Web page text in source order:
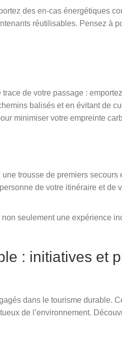
des en-cas énergétiques
réutilisables. Pensez à
de votre passage :
balisés et en évitant de
minimiser votre empreinte
trousse de premiers secours
de votre itinéraire et de
seulement une expérience
: initiatives et
dans le tourisme durable.
de l’environnement.